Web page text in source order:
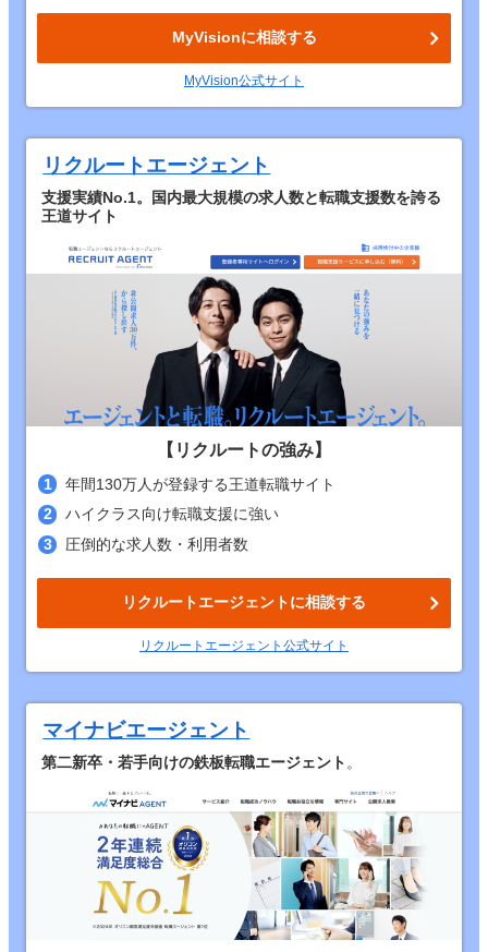
MyVisionに相談する
MyVision公式サイト
リクルートエージェント
支援実績No.1。国内最大規模の求人数と転職支援数を誇る
王道サイト
【リクルートの強み】
年間130万人が登録する王道転職サイト
ハイクラス向け転職支援に強い
圧倒的な求人数・利用者数
リクルートエージェントに相談する
リクルートエージェント公式サイト
マイナビエージェント
第二新卒・若手向けの鉄板転職エージェント 。